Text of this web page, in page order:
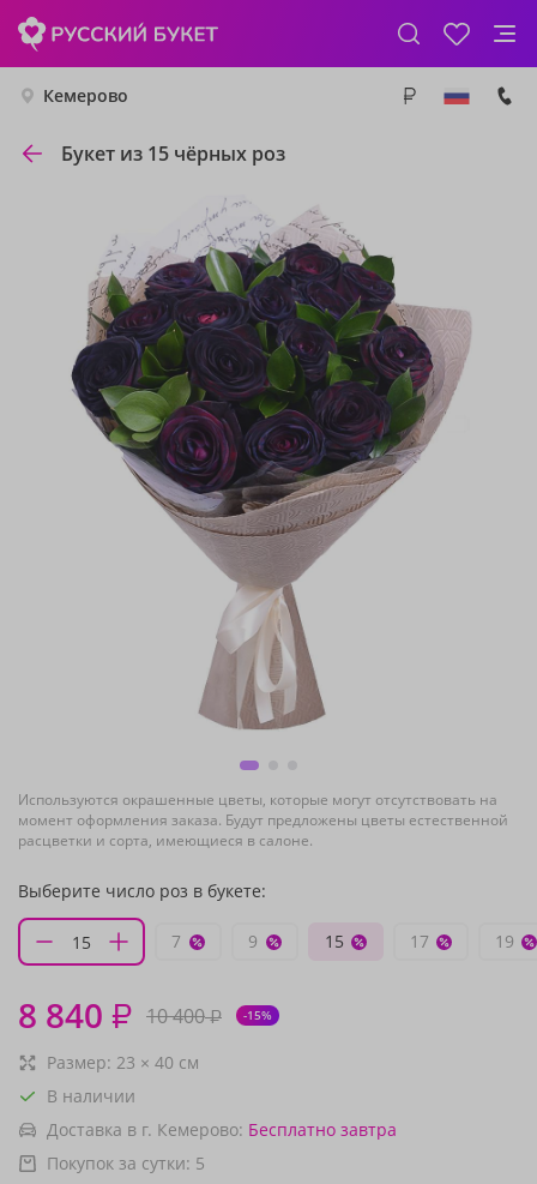
Кемерово
Букет из 15 чёрных роз
Используются окрашенные цветы, которые могут отсутствовать на
момент оформления заказа. Будут предложены цветы естественной
расцветки и сорта, имеющиеся в салоне.
Выберите число роз в букете:
7 9 15 17 19
8 840 ₽ 10 400₽ -15%
Размер: 23 × 40 см
В наличии
Доставка в г. Кемерово: Бесплатно завтра
Покупок за сутки: 5